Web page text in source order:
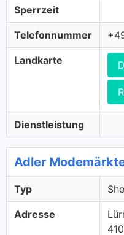
Sperrzeit
Telefonnummer
Landkarte
Dienstleistung
Adler
Typ
Adresse